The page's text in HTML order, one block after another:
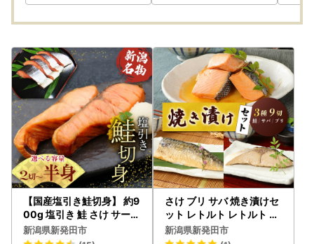
【国産塩引き鮭切身】 約9
00g 塩引き 鮭 さけ サーモ
ン 半身 個包装 I36_04
新潟県新発田市
さけ ブリ サバ 焼き漬けセ
ット レトルト レトルト レ
トルト レトルト レトルト
レトルト I35_04
新潟県新発田市